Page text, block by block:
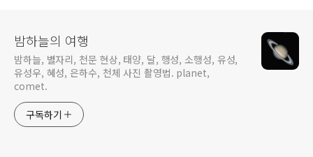
밤하늘의 여행
밤하늘, 별자리, 천문 현상, 태양, 달, 행성, 소행성, 유성,
유성우, 혜성, 은하수, 천체 사진 촬영법. planet,
comet.
구독하기